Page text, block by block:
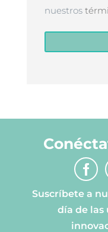
Policy*
nuestros
Suscríbete a
día de las